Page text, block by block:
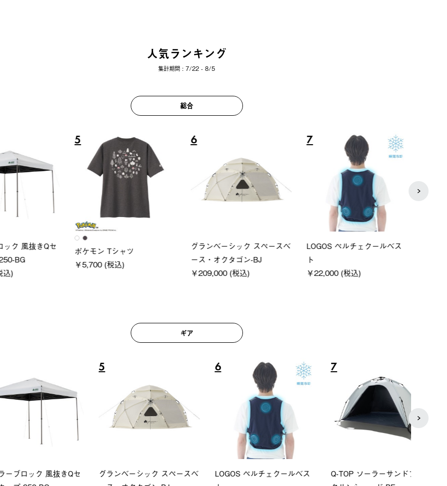
人気ランキング
集計期間 : 7/22 - 8/5
総合
ャツ
)
6
グランベーシック スペースベ
ース・オクタゴン-BJ
￥209,000 (税込)
7
LOGOS ペルチェクールベス
ト
￥22,000 (税込)
8
Q-TOP ソーラーサンドブロッ
クサンシェード-BF
￥16,800 (税込)
ギア
ック スペースベ
LOGOS ペルチェクールベス
Q-TOP ソーラーサンドブロッ
8
ソーラーブロック 風抜きQセ